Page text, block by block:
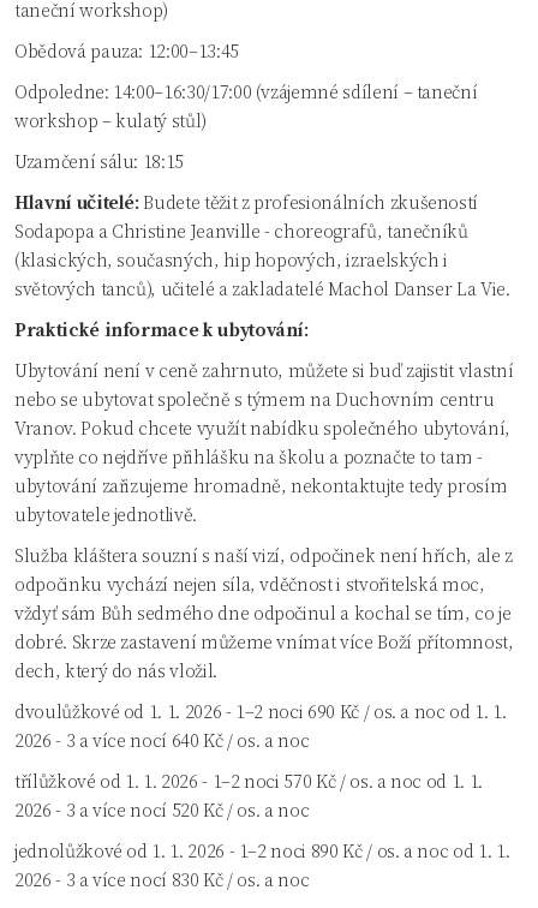
taneční workshop)
Obědová pauza: 12:00–13:45
Odpoledne: 14:00–16:30/17:00 (vzájemné sdílení – taneční
workshop – kulatý stůl)
Uzamčení sálu: 18:15
Hlavní učitelé: Budete těžit z profesionálních zkušeností
Sodapopa a Christine Jeanville - choreografů, tanečníků
(klasických, současných, hip hopových, izraelských i
světových tanců), učitelé a zakladatelé Machol Danser La Vie.
Praktické informace k ubytování:
Ubytování není v ceně zahrnuto, můžete si buď zajistit vlastní
nebo se ubytovat společně s týmem na Duchovním centru
Vranov. Pokud chcete využít nabídku společného ubytování,
vyplňte co nejdříve přihlášku na školu a poznačte to tam -
ubytování zařizujeme hromadně, nekontaktujte tedy prosím
ubytovatele jednotlivě.
Služba kláštera souzní s naší vizí, odpočinek není hřích, ale z
odpočinku vychází nejen síla, vděčnost i stvořitelská moc,
vždyť sám Bůh sedmého dne odpočinul a kochal se tím, co je
dobré. Skrze zastavení můžeme vnímat více Boží přítomnost,
dech, který do nás vložil.
dvoulůžkové od 1. 1. 2026 - 1–2 noci 690 Kč / os. a noc od 1. 1.
2026 - 3 a více nocí 640 Kč / os. a noc
třílůžkové od 1. 1. 2026 - 1–2 noci 570 Kč / os. a noc od 1. 1.
2026 - 3 a více nocí 520 Kč / os. a noc
jednolůžkové od 1. 1. 2026 - 1–2 noci 890 Kč / os. a noc od 1. 1.
2026 - 3 a více nocí 830 Kč / os. a noc